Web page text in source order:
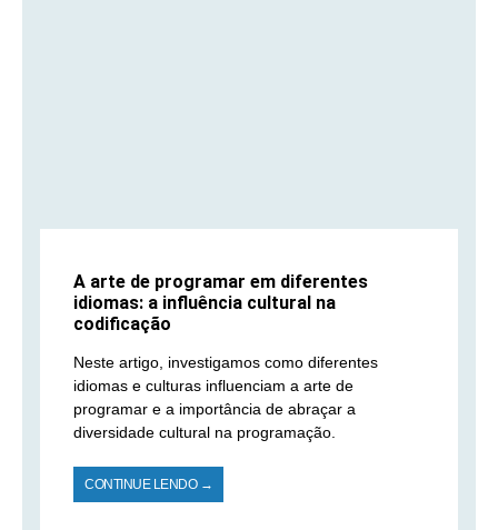
A arte de programar em diferentes
idiomas: a influência cultural na
codificação
Neste artigo, investigamos como diferentes
idiomas e culturas influenciam a arte de
programar e a importância de abraçar a
diversidade cultural na programação.
CONTINUE LENDO →